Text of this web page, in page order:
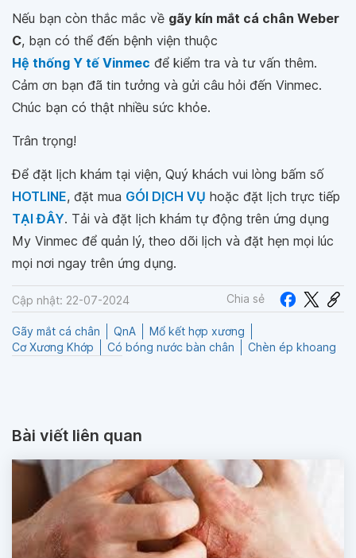
Nếu bạn còn thắc mắc về gãy kín mắt cá chân Weber
C, bạn có thể đến bệnh viện thuộc
Hệ thống Y tế Vinmec để kiểm tra và tư vấn thêm.
Cảm ơn bạn đã tin tưởng và gửi câu hỏi đến Vinmec.
Chúc bạn có thật nhiều sức khỏe.
Trân trọng!
Để đặt lịch khám tại viện, Quý khách vui lòng bấm số
HOTLINE, đặt mua GÓI DỊCH VỤ hoặc đặt lịch trực tiếp
TẠI ĐÂY. Tải và đặt lịch khám tự động trên ứng dụng
My Vinmec để quản lý, theo dõi lịch và đặt hẹn mọi lúc
mọi nơi ngay trên ứng dụng.
Cập nhật: 22-07-2024 Chia sẻ
Gãy mắt cá chân QnA
Mổ kết hợp xương
Cơ Xương Khớp
Có bóng nước bàn chân Chèn ép khoang
Bài viết liên quan